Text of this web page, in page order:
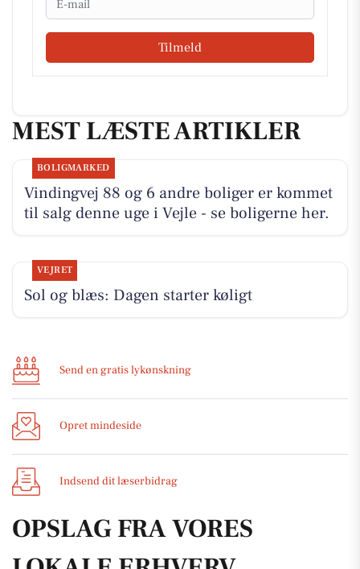
Tilmeld
MEST LÆSTE ARTIKLER
BOLIGMARKED
Vindingvej 88 og 6 andre boliger er kommet
til salg denne uge i Vejle - se boligerne her.
VEJRET
Sol og blæs: Dagen starter køligt
Send en gratis lykønskning
Opret mindeside
Indsend dit læserbidrag
OPSLAG FRA VORES